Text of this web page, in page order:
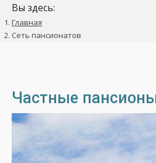
Вы здесь:
Главная
Сеть пансионатов
Частные